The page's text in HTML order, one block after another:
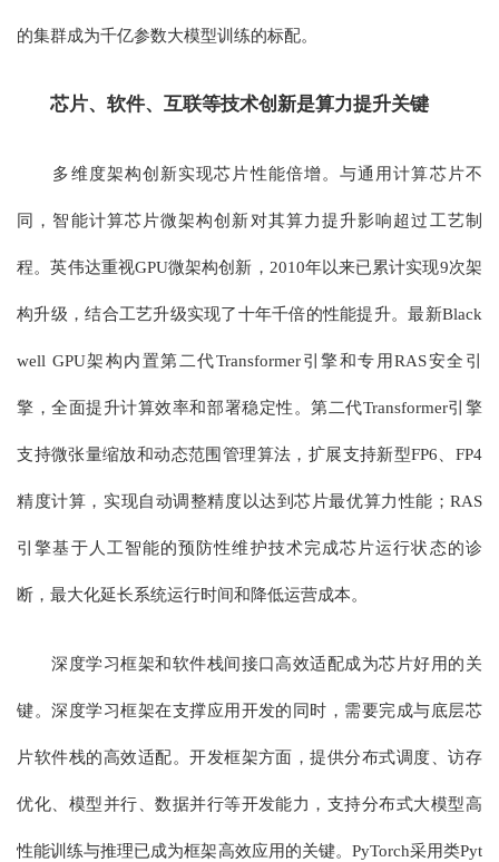
的集群成为千亿参数大模型训练的标配。
芯片、软件、互联等技术创新是算力提升关键
多维度架构创新实现芯片性能倍增。与通用计算芯片不
同，智能计算芯片微架构创新对其算力提升影响超过工艺制
程。英伟达重视GPU微架构创新，2010年以来已累计实现9次架
构升级，结合工艺升级实现了十年千倍的性能提升。最新Black
well GPU架构内置第二代Transformer引擎和专用RAS安全引
擎，全面提升计算效率和部署稳定性。第二代Transformer引擎
支持微张量缩放和动态范围管理算法，扩展支持新型FP6、FP4
精度计算，实现自动调整精度以达到芯片最优算力性能；RAS
引擎基于人工智能的预防性维护技术完成芯片运行状态的诊
断，最大化延长系统运行时间和降低运营成本。
深度学习框架和软件栈间接口高效适配成为芯片好用的关
键。深度学习框架在支撑应用开发的同时，需要完成与底层芯
片软件栈的高效适配。开发框架方面，提供分布式调度、访存
优化、模型并行、数据并行等开发能力，支持分布式大模型高
性能训练与推理已成为框架高效应用的关键。PyTorch采用类Pyt